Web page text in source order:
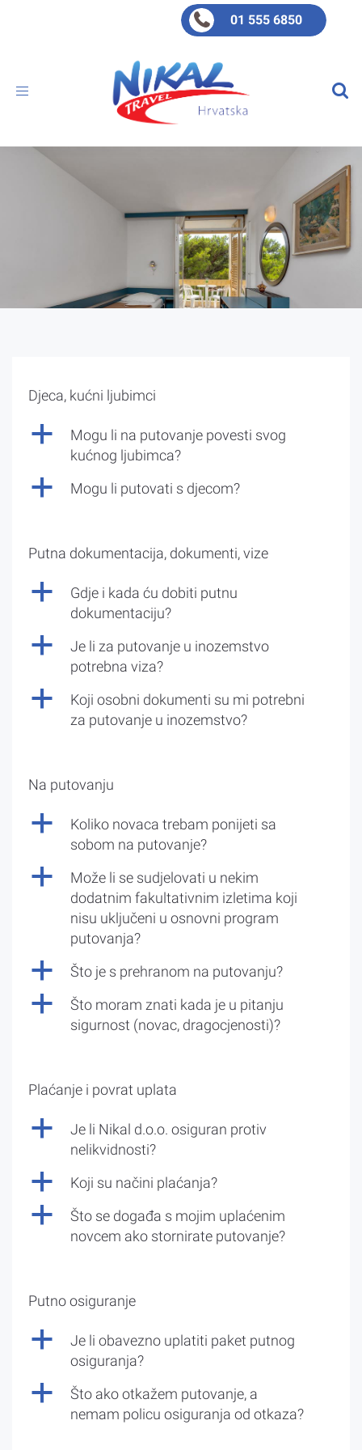
01 555 6850
Toggle
Djeca, kućni ljubimci
a
Mogu li na putovanje povesti svog
kućnog ljubimca?
a Mogu li putovati s djecom?
Putna dokumentacija, dokumenti, vize
a
Gdje i kada ću dobiti putnu
dokumentaciju?
a
Je li za putovanje u inozemstvo
potrebna viza?
a
Koji osobni dokumenti su mi potrebni
za putovanje u inozemstvo?
Na putovanju
a
Koliko novaca trebam ponijeti sa
sobom na putovanje?
a
Može li se sudjelovati u nekim
dodatnim fakultativnim izletima koji
nisu uključeni u osnovni program
putovanja?
a Što je s prehranom na putovanju?
a
Što moram znati kada je u pitanju
sigurnost (novac, dragocjenosti)?
Plaćanje i povrat uplata
a
Je li Nikal d.o.o. osiguran protiv
nelikvidnosti?
a Koji su načini plaćanja?
a
Što se događa s mojim uplaćenim
novcem ako stornirate putovanje?
Putno osiguranje
a
Je li obavezno uplatiti paket putnog
osiguranja?
a
Što ako otkažem putovanje, a
nemam policu osiguranja od otkaza?